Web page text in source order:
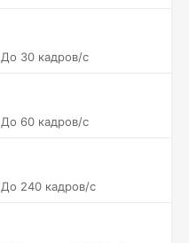
До 30 кадров/c
До 60 кадров/c
До 240 кадров/c